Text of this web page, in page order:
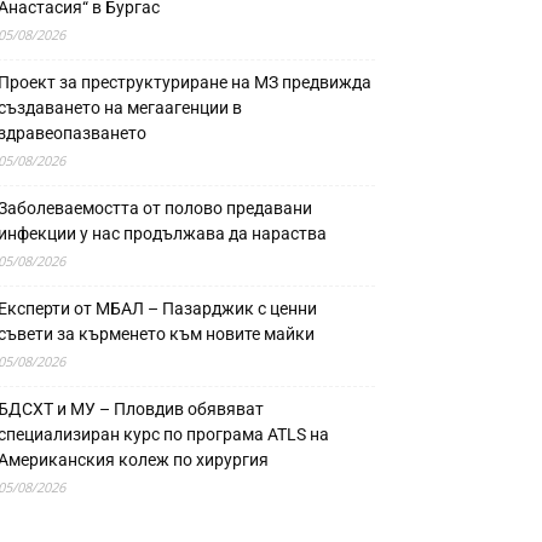
в Бургас
08/2026
за преструктуриране на МЗ предвижда
на мегаагенции в
08/2026
от полово предавани
у нас продължава да нараства
08/2026
от МБАЛ – Пазарджик с ценни
за кърменето към новите майки
08/2026
и МУ – Пловдив обявяват
курс по програма ATLS на
колеж по хирургия
08/2026